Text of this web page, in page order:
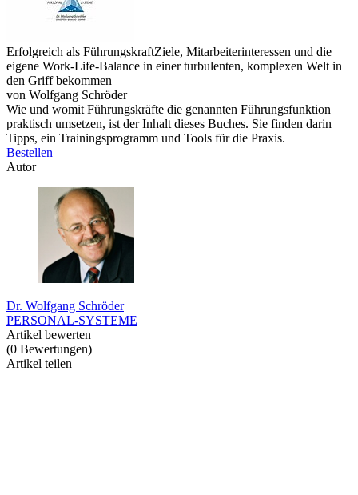
Erfolgreich als FührungskraftZiele, Mitarbeiterinteressen und die
eigene Work-Life-Balance in einer turbulenten, komplexen Welt in
den Griff bekommen
von Wolfgang Schröder
Wie und womit Führungskräfte die genannten Führungsfunktion
praktisch umsetzen, ist der Inhalt dieses Buches. Sie finden darin
Tipps, ein Trainingsprogramm und Tools für die Praxis.
Bestellen
Autor
Dr. Wolfgang Schröder
PERSONAL-SYSTEME
Artikel bewerten
(0 Bewertungen)
Artikel teilen